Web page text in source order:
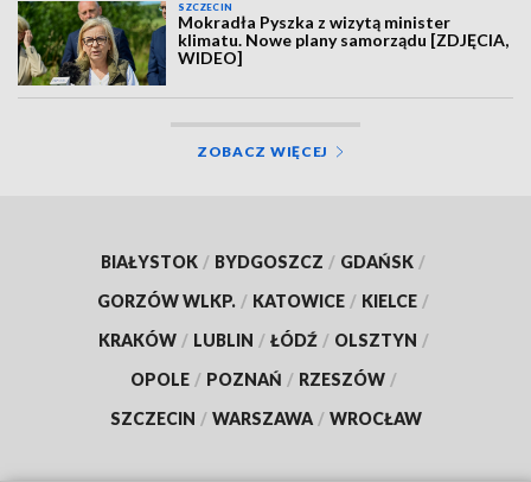
SZCZECIN
Mokradła Pyszka z wizytą minister
klimatu. Nowe plany samorządu [ZDJĘCIA,
WIDEO]
ZOBACZ WIĘCEJ
BIAŁYSTOK / BYDGOSZCZ / GDAŃSK /
GORZÓW WLKP. / KATOWICE / KIELCE /
KRAKÓW / LUBLIN / ŁÓDŹ / OLSZTYN /
OPOLE / POZNAŃ / RZESZÓW /
SZCZECIN / WARSZAWA / WROCŁAW